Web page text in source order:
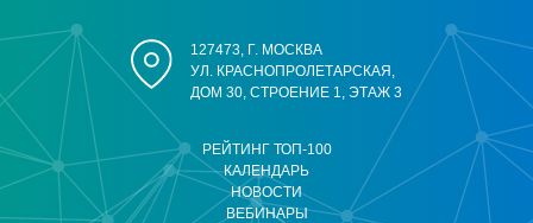
РЕЙТИНГ ТОП-100
КАЛЕНДАРЬ
НОВОСТИ
ВЕБИНАРЫ
127473, Г. МОСКВА
УЛ. КРАСНОПРОЛЕТАРСКАЯ,
ДОМ 30, СТРОЕНИЕ 1, ЭТАЖ 3